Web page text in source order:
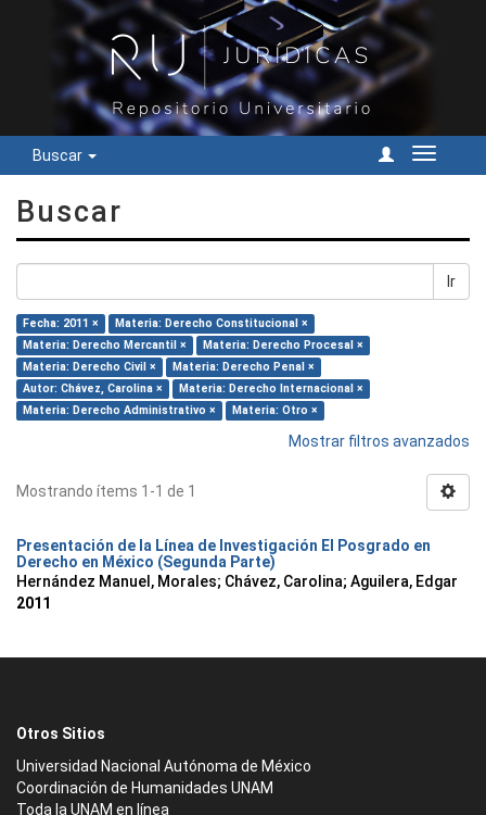
Buscar
Cambiar
Buscar
Ir
Fecha: 2011 ×
Materia: Derecho Constitucional ×
Materia: Derecho Mercantil ×
Materia: Derecho Procesal ×
Materia: Derecho Civil ×
Materia: Derecho Penal ×
Autor: Chávez, Carolina ×
Materia: Derecho Internacional ×
Materia: Derecho Administrativo ×
Materia: Otro ×
Mostrar filtros avanzados
Mostrando ítems 1-1 de 1
Presentación de la Línea de Investigación El Posgrado en
Derecho en México (Segunda Parte)
Hernández Manuel, Morales; Chávez, Carolina; Aguilera, Edgar
2011
Otros Sitios
Universidad Nacional Autónoma de México
Coordinación de Humanidades UNAM
Toda la UNAM en línea